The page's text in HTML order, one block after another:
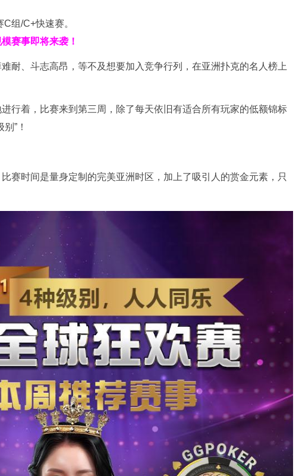
组/C+快速赛。
赛事即将来袭！
耐、斗志高昂，等不及想要加入竞争行列，在亚洲扑克的名人榜上
进行着，比赛来到第三周，除了每天依旧有适合所有玩家的低额锦标
”！
赛时间是量身定制的完美亚洲时区，加上了吸引人的赏金元素，只